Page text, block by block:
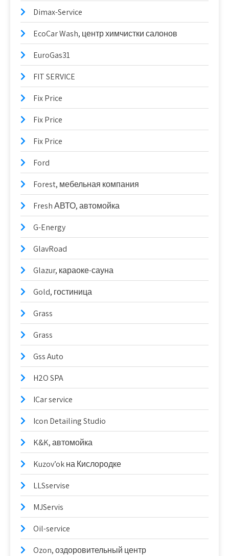
Dimax-Service
EcoCar Wash, центр химчистки салонов
EuroGas31
FIT SERVICE
Fix Price
Fix Price
Fix Price
Ford
Forest, мебельная компания
Fresh АВТО, автомойка
G-Energy
GlavRoad
Glazur, караоке-сауна
Gold, гостиница
Grass
Grass
Gss Auto
H2O SPA
ICar service
Icon Detailing Studio
K&K, автомойка
Kuzov’ok на Кислородке
LLSservise
MJServis
Oil-service
Ozon, оздоровительный центр